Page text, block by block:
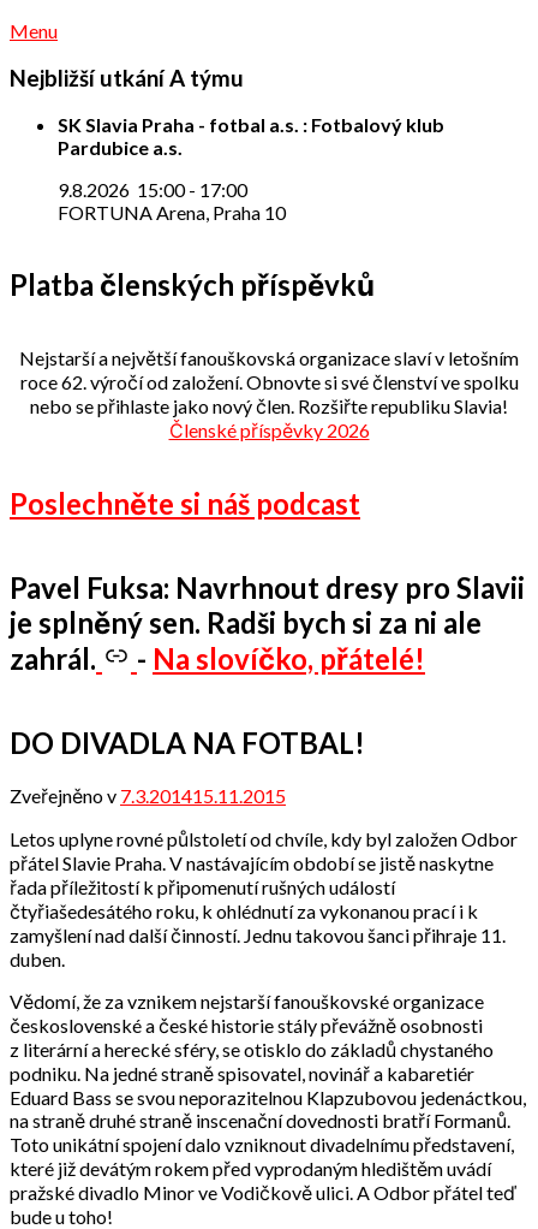
Menu
Nejbližší utkání A týmu
SK Slavia Praha - fotbal a.s. : Fotbalový klub
Pardubice a.s.
9.8.2026 15:00- 17:00
FORTUNA Arena, Praha 10
Platba členských příspěvků
Nejstarší a největší fanouškovská organizace slaví v letošním
roce 62. výročí od založení. Obnovte si své členství ve spolku
nebo se přihlaste jako nový člen. Rozšiřte republiku Slavia!
Členské příspěvky 2026
Poslechněte si náš podcast
Pavel Fuksa: Navrhnout dresy pro Slavii
je splněný sen. Radši bych si za ni ale
zahrál.
- Na slovíčko, přátelé!
DO DIVADLA NA FOTBAL!
Zveřejněno v 7.3.201415.11.2015
Letos uplyne rovné půlstoletí od chvíle, kdy byl založen Odbor
přátel Slavie Praha. V nastávajícím období se jistě naskytne
řada příležitostí k připomenutí rušných událostí
čtyřiašedesátého roku, k ohlédnutí za vykonanou prací i k
zamyšlení nad další činností. Jednu takovou šanci přihraje 11.
duben.
Vědomí, že za vznikem nejstarší fanouškovské organizace
československé a české historie stály převážně osobnosti
z literární a herecké sféry, se otisklo do základů chystaného
podniku. Na jedné straně spisovatel, novinář a kabaretiér
Eduard Bass se svou neporazitelnou Klapzubovou jedenáctkou,
na straně druhé straně inscenační dovednosti bratří Formanů.
Toto unikátní spojení dalo vzniknout divadelnímu představení,
které již devátým rokem před vyprodaným hledištěm uvádí
pražské divadlo Minor ve Vodičkově ulici. A Odbor přátel teď
bude u toho!